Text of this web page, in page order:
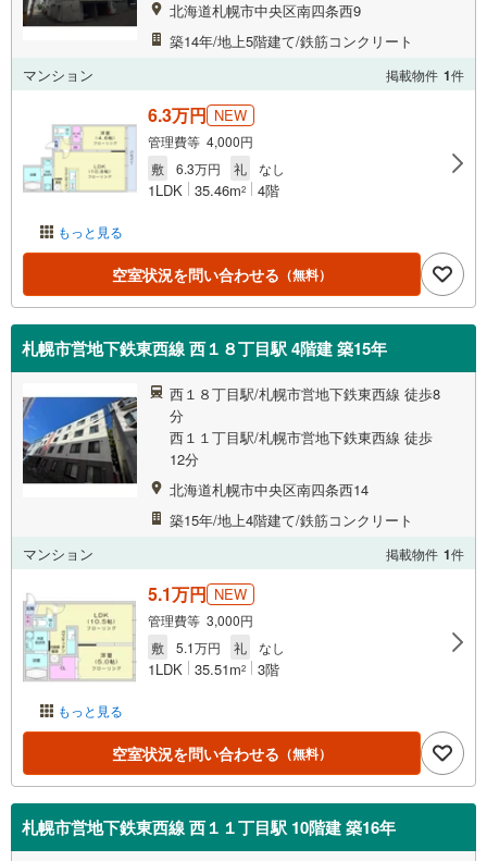
北海道札幌市中央区南四条西9
築14年/地上5階建て/鉄筋コンクリート
マンション
掲載物件 1件
もっと見る
6.3万円 NEW
管理費等 4,000円
敷
6.3万円 礼 なし
1LDK 35.46m2 4階
空室状況を問い合わせる （無料）
札幌市営地下鉄東西線 西１８丁目駅 4階建 築15年
西１８丁目駅/札幌市営地下鉄東西線 徒歩8
分
西１１丁目駅/札幌市営地下鉄東西線 徒歩
12分
北海道札幌市中央区南四条西14
築15年/地上4階建て/鉄筋コンクリート
マンション
掲載物件 1件
もっと見る
5.1万円 NEW
管理費等 3,000円
敷
5.1万円 礼 なし
1LDK 35.51m2 3階
空室状況を問い合わせる （無料）
札幌市営地下鉄東西線 西１１丁目駅 10階建 築16年